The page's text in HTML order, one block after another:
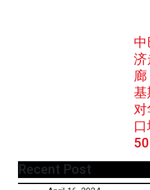
济
基
对
Recent Post